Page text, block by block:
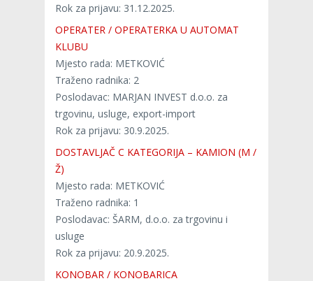
Rok za prijavu: 31.12.2025.
OPERATER / OPERATERKA U AUTOMAT
KLUBU
Mjesto rada: METKOVIĆ
Traženo radnika: 2
Poslodavac: MARJAN INVEST d.o.o. za
trgovinu, usluge, export-import
Rok za prijavu: 30.9.2025.
DOSTAVLJAČ C KATEGORIJA – KAMION (M /
Ž)
Mjesto rada: METKOVIĆ
Traženo radnika: 1
Poslodavac: ŠARM, d.o.o. za trgovinu i
usluge
Rok za prijavu: 20.9.2025.
KONOBAR / KONOBARICA